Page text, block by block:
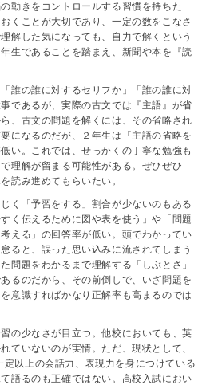
動きをコントロールする習慣を持ちた
くことが大切であり、一定の数をこなさ
解した気になっても、自力で解くという
生であることを踏まえ、新聞や本を『読
誰の誰に対するセリフか」「誰の誰に対
であるが、実際の古文では『主語』が省
、古文の問題を解くには、その省略され
になるのだが、２年生は「主語の省略を
い。これでは、せっかくの丁寧な勉強も
理解が留まる可能性がある。ぜひぜひ
読み進めてもらいたい。
く「予習をする」割合が少ないのもある
く伝えるために図や表を使う」や「問題
える」の回答率が低い。頭でわかってい
ると、誤った思い込みに流されてしまう
問題をわかるまで理解する「しぶとさ」
るのだから、その前倒しで、いざ問題を
意識すればかなり正解率も高まるのでは
の少なさが目立つ。他校においても、英
ていないのが実情。ただ、現状として、
以上の会話力、表現力を身につけている
語るのも正確ではない。高校入試におい